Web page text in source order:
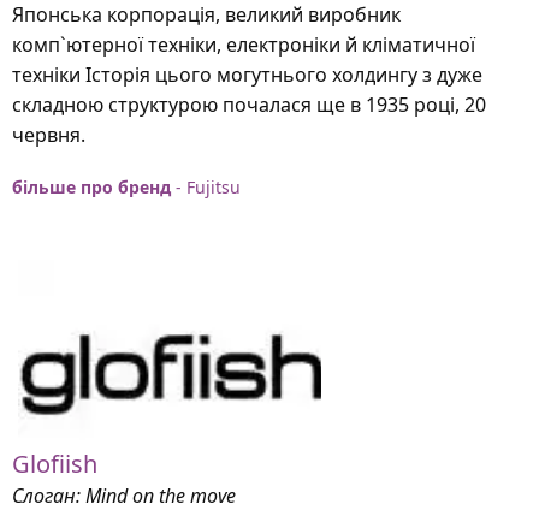
Японська корпорація, великий виробник
комп`ютерної техніки, електроніки й кліматичної
техніки Історія цього могутнього холдингу з дуже
складною структурою почалася ще в 1935 році, 20
червня.
більше про бренд - Fujitsu
Glofiish
Слоган: Mind on the move